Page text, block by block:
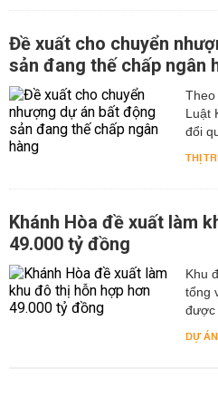
Đề xuất cho chuyển
sản đang thế chấp ngân
Theo
Luật
đổi
THỊ
Khánh Hòa đề xuất làm
49.000 tỷ đồng
Khu
tổng
được
DỰ ÁN